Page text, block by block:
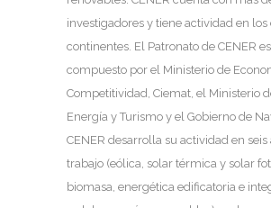
investigadores y tiene actividad en los
continentes. El Patronato de CENER
compuesto por el Ministerio de
Competitividad, Ciemat, el Ministerio
Energía y Turismo y el Gobierno de
CENER desarrolla su actividad en seis
trabajo (eólica, solar térmica y solar
biomasa, energética edificatoria e